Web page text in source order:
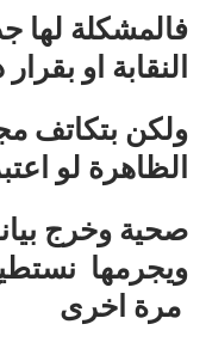
فالمشكلة لها
النقابة او
ولكن بتكاتف
الظاهرة لو
صحية وخرج
ويجرمها
مرة اخرى